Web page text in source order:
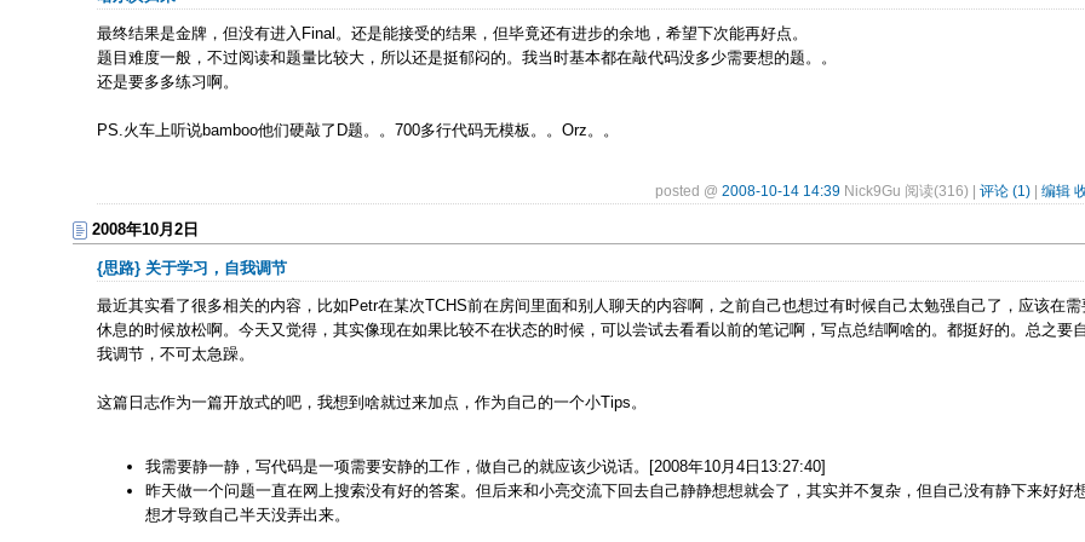
最终结果是金牌，但没有进入Final。还是能接受的结果，但毕竟还有进步的余地，希望下次能再好点。
题目难度一般，不过阅读和题量比较大，所以还是挺郁闷的。我当时基本都在敲代码没多少需要想的题。。
还是要多多练习啊。
PS.火车上听说bamboo他们硬敲了D题。。700多行代码无模板。。Orz。。
posted @ 2008-10-14 14:39Nick9Gu 阅读(316) | 评论 (1)| 编辑
2008年10月2日
{思路} 关于学习，自我调节
最近其实看了很多相关的内容，比如Petr在某次TCHS前在房间里面和别人聊天的内容啊，之前自己也想过有时候自己太勉强自己了，应该在需
休息的时候放松啊。今天又觉得，其实像现在如果比较不在状态的时候，可以尝试去看看以前的笔记啊，写点总结啊啥的。都挺好的。总之要自
我调节，不可太急躁。
这篇日志作为一篇开放式的吧，我想到啥就过来加点，作为自己的一个小Tips。
我需要静一静，写代码是一项需要安静的工作，做自己的就应该少说话。[2008年10月4日13:27:40]
昨天做一个问题一直在网上搜索没有好的答案。但后来和小亮交流下回去自己静静想想就会了，其实并不复杂，但自己没有静下来好好
想才导致自己半天没弄出来。